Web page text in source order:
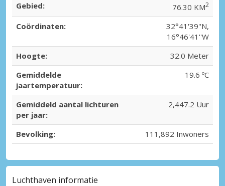
Gebied: 76.30 KM2
Coördinaten:
32°41'39''N,
16°46'41''W
Hoogte:
32.0 Meter
Gemiddelde
jaartemperatuur:
19.6 ºC
Gemiddeld aantal lichturen
per jaar:
2,447.2 Uur
Bevolking: 111,892 Inwoners
Luchthaven informatie